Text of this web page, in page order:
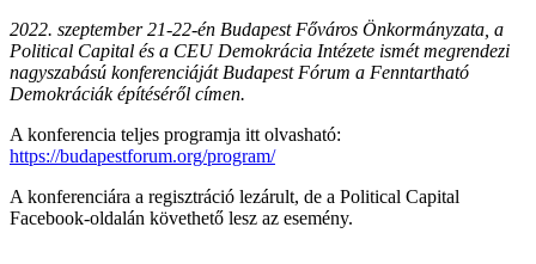
2022. szeptember 21-22-én Budapest Főváros Önkormányzata, a
Political Capital és a CEU Demokrácia Intézete ismét megrendezi
nagyszabású konferenciáját Budapest Fórum a Fenntartható
Demokráciák építéséről címen.
A konferencia teljes programja itt olvasható:
https://budapestforum.org/program/
A konferenciára a regisztráció lezárult, de a Political Capital
Facebook-oldalán követhető lesz az esemény.